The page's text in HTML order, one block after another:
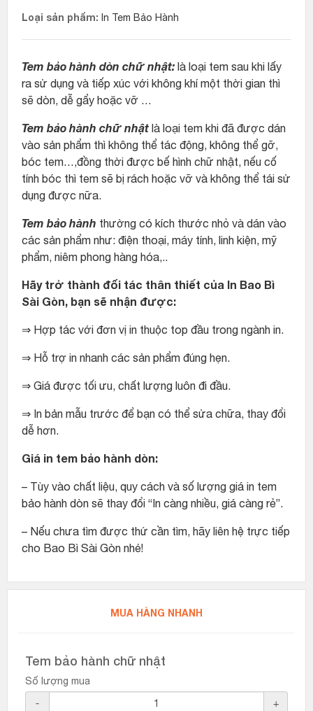
Loại sản phẩm: In Tem Bảo Hành
Tem bảo hành dòn chữ nhật: là loại tem sau khi lấy
ra sử dụng và tiếp xúc với không khí một thời gian thì
sẽ dòn, dễ gẩy hoặc vỡ …
Tem bảo hành chữ nhật là loại tem khi đã được dán
vào sản phẩm thì không thể tác động, không thể gỡ,
bóc tem…,đồng thời được bế hình chữ nhật, nếu cố
tính bóc thì tem sẽ bị rách hoặc vỡ và không thể tái sử
dụng được nữa.
Tem bảo hành thường có kích thước nhỏ và dán vào
các sản phẩm như: điện thoại, máy tính, linh kiện, mỹ
phẩm, niêm phong hàng hóa,..
Hãy trở thành đối tác thân thiết của In Bao Bì
Sài Gòn, bạn sẽ nhận được:
⇒ Hợp tác với đơn vị in thuộc top đầu trong ngành in.
⇒ Hỗ trợ in nhanh các sản phẩm đúng hẹn.
⇒ Giá được tối ưu, chất lượng luôn đi đầu.
⇒ In bản mẫu trước để bạn có thể sửa chữa, thay đổi
dễ hơn.
Giá in tem bảo hành dòn:
– Tùy vào chất liệu, quy cách và số lượng giá in tem
bảo hành dòn sẽ thay đổi “In càng nhiều, giá càng rẻ”.
– Nếu chưa tìm được thứ cần tìm, hãy liên hệ trực tiếp
cho Bao Bì Sài Gòn nhé!
MUA HÀNG NHANH
Tem bảo hành chữ nhật
Số lượng mua
-
+